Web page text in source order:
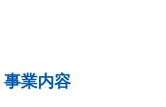
事業内容